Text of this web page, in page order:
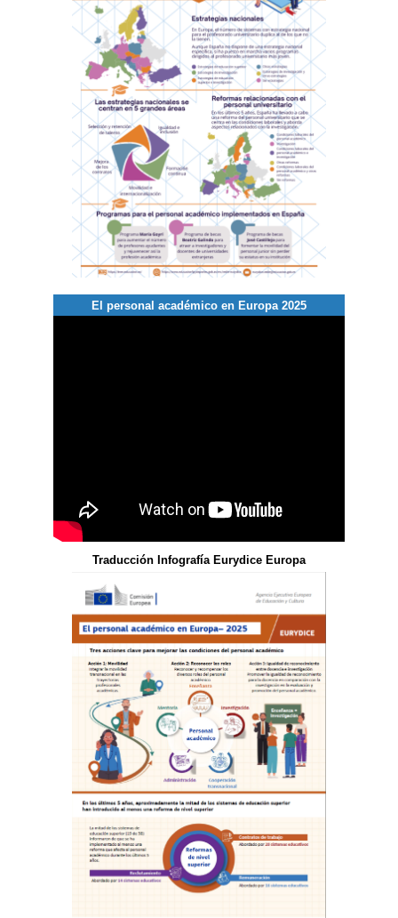
El personal académico en Europa 2025
Traducción Infografía Eurydice Europa